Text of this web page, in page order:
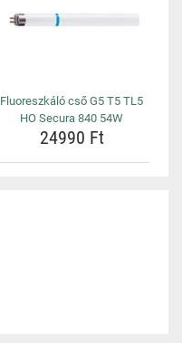
Fluoreszkáló cső G5 T5 TL5
HO Secura 840 54W
24990 Ft